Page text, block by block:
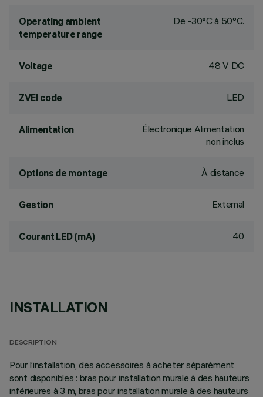
Operating ambient
temperature range
De -30°C à 50°C.
Voltage 48 V DC
ZVEI code LED
Alimentation
Électronique Alimentation
non inclus
Options de montage À distance
Gestion External
Courant LED (mA) 40
INSTALLATION
DESCRIPTION
Pour l’installation, des accessoires à acheter séparément
sont disponibles : bras pour installation murale à des hauteurs
inférieures à 3 m, bras pour installation murale à des hauteurs